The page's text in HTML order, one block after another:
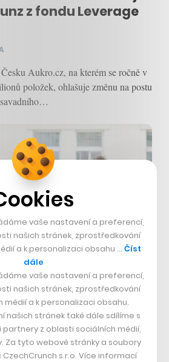
z fondu Leverage
Aukro.cz, na kterém se ročně v
položek, ohlašuje změnu na postu
podíl
Leverage putuje
Ventures
vaše nastavení a preferencí,
našich stránek, zprostředkování
a k personalizaci obsahu … Číst
dále
vaše nastavení a preferencí,
našich stránek, zprostředkování
médií a k personalizaci obsahu.
našich stránek také dále sdílíme s
z oblasti sociálních médií,
Za tyto webové stránky a soubory
s.r.o. Více informací